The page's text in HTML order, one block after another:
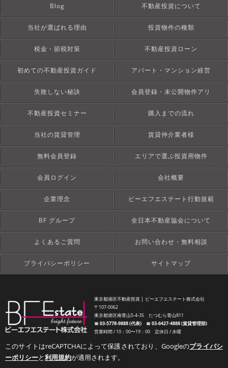
Blog 不動産投資について
当社が選ばれる理由 投資物件の種類
税金・節税対策 不動産投資ローン
初めての不動産投資ガイド アパート・マンション経営
失敗しない秘訣 会員登録・未公開物件アリ
不動産投資セミナー 購入までの流れ
当社の賃貸管理 賃貸仲介業者様
無料会員登録 エリアで選ぶ投資用物件
会員ログイン 会社概要
企業理念 ビーエフエステート行動規範
BF グループ 全日本不動産協会について
よくあるご質問 お問い合わせ・無料相談
プライバシーポリシー サイトマップ
東京都港区不動産投資 │ ビーエフエステート株式会社
〒107-0062
東京都港区南青山5-4-35 たつむら青山811
☎︎03-5778-9888 (代表)☎︎03-6427-4888 (賃貸管理部)
営業時間 / 10：00〜19：00 定休日 / 水曜
このサイトはreCAPTCHAによって保護されており、Googleのプライバシ
ーポリシーと利用規約が適用されます。